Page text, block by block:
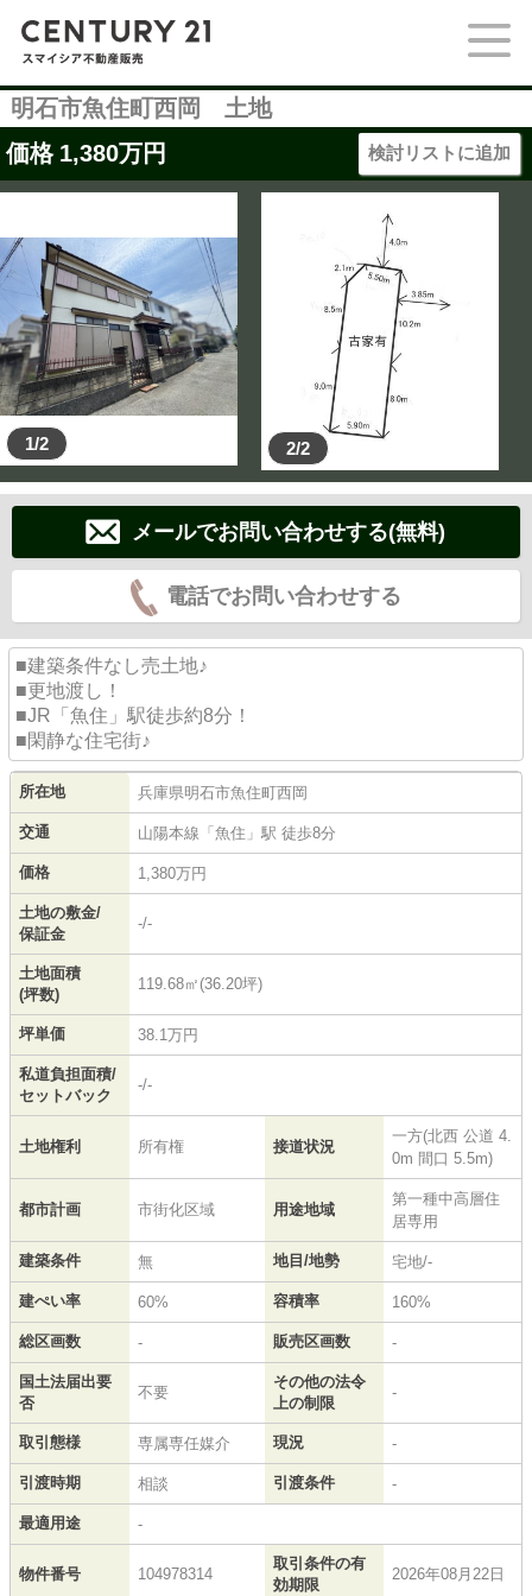
明石市魚住町西岡 土地
価格 1,380万円 検討リストに追加
1/2 2/2
メールでお問い合わせする(無料)
電話でお問い合わせする
■建築条件なし売土地♪
■更地渡し！
■JR「魚住」駅徒歩約8分！
■閑静な住宅街♪
所在地 兵庫県明石市魚住町西岡
交通 山陽本線 「 魚住 」駅 徒歩8分
価格 1,380万円
土地の敷金/
保証金
-/-
土地面積
(坪数)
119.68㎡(36.20坪)
坪単価 38.1万円
私道負担面積/
セットバック
-/-
土地権利 所有権 接道状況
一方(北西 公道 4.
0m 間口 5.5m)
都市計画 市街化区域 用途地域
第一種中高層住
居専用
建築条件 無 地目/地勢 宅地/-
建ぺい率 60% 容積率 160%
総区画数 - 販売区画数 -
国土法届出要
否
不要
その他の法令
上の制限
-
取引態様 専属専任媒介 現況 -
引渡時期 相談 引渡条件 -
最適用途 -
物件番号 104978314
取引条件の有
効期限
2026年08月22日